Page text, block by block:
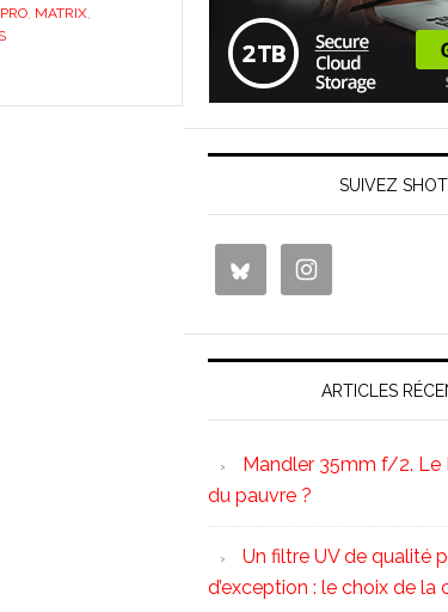
, MATRIX,
SUIVEZ
ARTICLES
Mandler 35mm f/2. Le
du pauvre ?
Un filtre UV de qualité
d’exception : le choix de la